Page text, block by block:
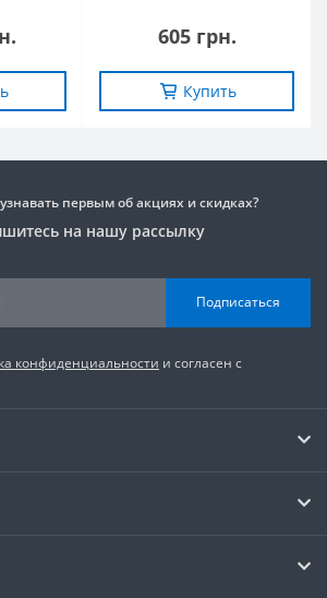
605 грн.
Купить
первым об акциях и скидках?
на нашу рассылку
Подписаться
конфиденциальности и согласен с